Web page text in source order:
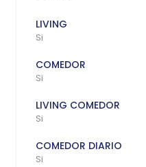
LIVING
Si
COMEDOR
Si
LIVING COMEDOR
Si
COMEDOR DIARIO
Si